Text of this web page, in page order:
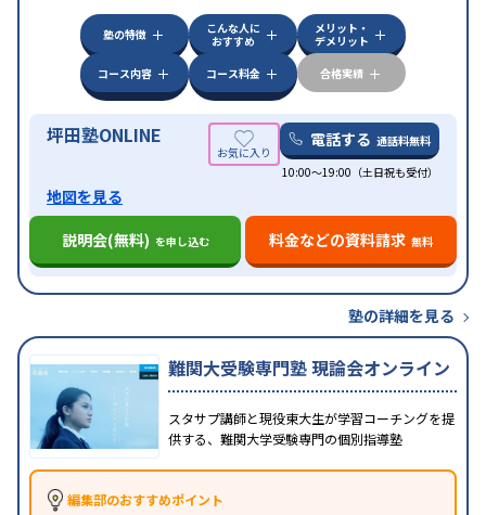
特徴
中高一貫校生に対応授業の振替可能 不登校生に対
学習にPC・タブレットを利用オンライン対応
科目から受講可能季節講習のみの受講可発達障害
の子どもに対応
塾の特徴
こんな人に
おすすめ
メリット・
デメリット
コース内容
コース料金 合格実績
坪田塾ONLINE 電話する 通話料無料
10:00～19:00（土日祝も受付）
地図を見る
説明会(無料) を申し込む 料金などの資料請求 無料
塾の詳細を見る
難関大受験専門塾 現論会オンライン
スタサプ講師と現役東大生が学習コーチングを提
供する、難関大学受験専門の個別指導塾
編集部のおすすめポイント